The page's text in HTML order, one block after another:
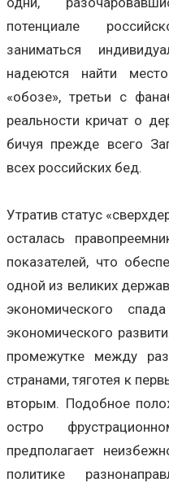
потенциале
заниматься
надеются найти
«обозе», третьи с
реальности кричат о
бичуя прежде всего
всех российских бед.
Утратив статус
осталась
показателей, что
одной из великих
экономического
экономического
промежутке между
странами, тяготея к
вторым. Подобное
остро
предполагает
политике